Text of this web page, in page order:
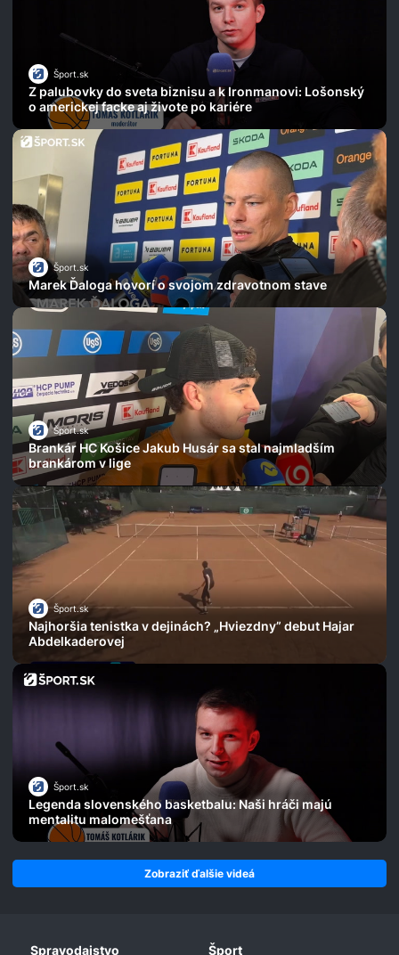
Šport.sk
Z palubovky do sveta biznisu a k Ironmanovi: Lošonský
o americkej facke aj živote po kariére
Šport.sk
Marek Ďaloga hovorí o svojom zdravotnom stave
Šport.sk
Brankár HC Košice Jakub Husár sa stal najmladším
brankárom v lige
Šport.sk
Najhoršia tenistka v dejinách? „Hviezdny” debut Hajar
Abdelkaderovej
Šport.sk
Legenda slovenského basketbalu: Naši hráči majú
mentalitu malomešťana
Zobraziť ďalšie videá
Spravodajstvo Šport